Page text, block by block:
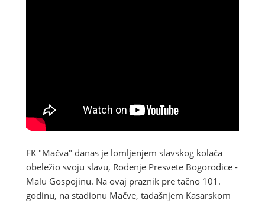
FK "Mačva" danas je lomljenjem slavskog kolača
obeležio svoju slavu, Rođenje Presvete Bogorodice -
Malu Gospojinu. Na ovaj praznik pre tačno 101.
godinu, na stadionu Mačve, tadašnjem Kasarskom